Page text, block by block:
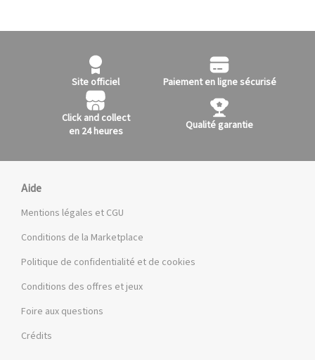
Site officiel Paiement en ligne sécurisé
Click and collect
en 24 heures
Qualité garantie
Aide
Mentions légales et CGU
Conditions de la Marketplace
Politique de confidentialité et de cookies
Conditions des offres et jeux
Foire aux questions
Crédits